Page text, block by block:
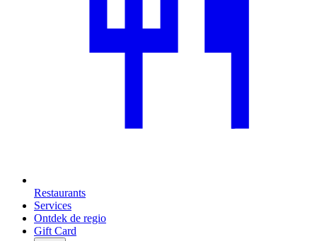
Restaurants
Services
Ontdek de regio
Gift Card